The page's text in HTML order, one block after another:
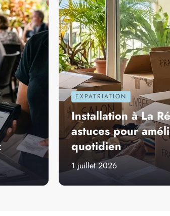
Guide pour un séjour ou une
LA NATURE RÉUNIONNAISE CUISINE